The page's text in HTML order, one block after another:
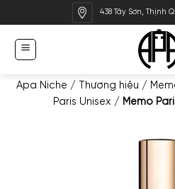
qua
dung
438 Tây Sơn, Thịnh
Apa Niche / Thương hiệu /
Paris Unisex / Memo